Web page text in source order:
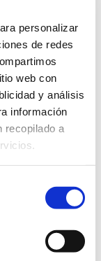
personalizar
de redes
web con
y análisis
información
recopilado a
para todas
será
previa.
y variada
de